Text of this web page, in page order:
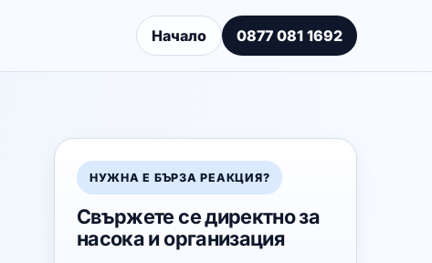
Начало 0877 081 1692
НУЖНА Е БЪРЗА РЕАКЦИЯ?
Свържете се директно за
насока и организация